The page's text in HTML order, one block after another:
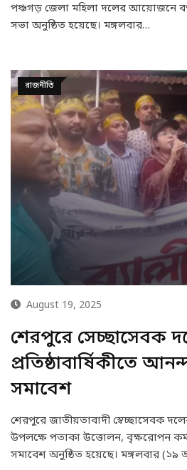
পঞ্চগড় জেলা মহিলা দলের আয়োজনে
সভা অনুষ্ঠিত হয়েছে। মঙ্গলবার…
রাজনীতি
August 19, 2025
শেরপুরে সেচ্ছাসেবক
প্রতিষ্ঠাবার্ষিকীতে
সমাবেশ
শেরপুরে জাতীয়তাবাদী স্বেচ্ছাসেবক
উপলক্ষে পতাকা উত্তোলন, বৃক্ষরোপন
সমাবেশ অনুষ্ঠিত হয়েছে। মঙ্গলবার